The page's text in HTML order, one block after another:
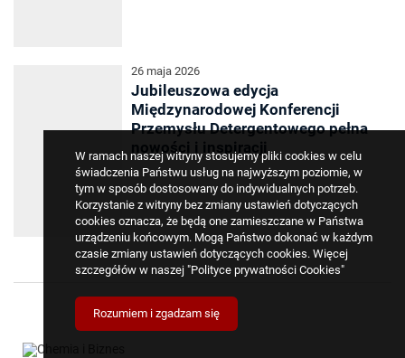
W ramach naszej witryny stosujemy pliki cookies w celu
świadczenia Państwu usług na najwyższym poziomie, w
tym w sposób dostosowany do indywidualnych potrzeb.
Korzystanie z witryny bez zmiany ustawień dotyczących
cookies oznacza, że będą one zamieszczane w Państwa
urządzeniu końcowym. Mogą Państwo dokonać w każdym
czasie zmiany ustawień dotyczących cookies. Więcej
szczegółów w naszej "Polityce prywatności Cookies"
Rozumiem i zgadzam się
26 maja 2026
Jubileuszowa edycja
Międzynarodowej Konferencji
Przemysłu Detergentowego pełna
nowości i inspiracji